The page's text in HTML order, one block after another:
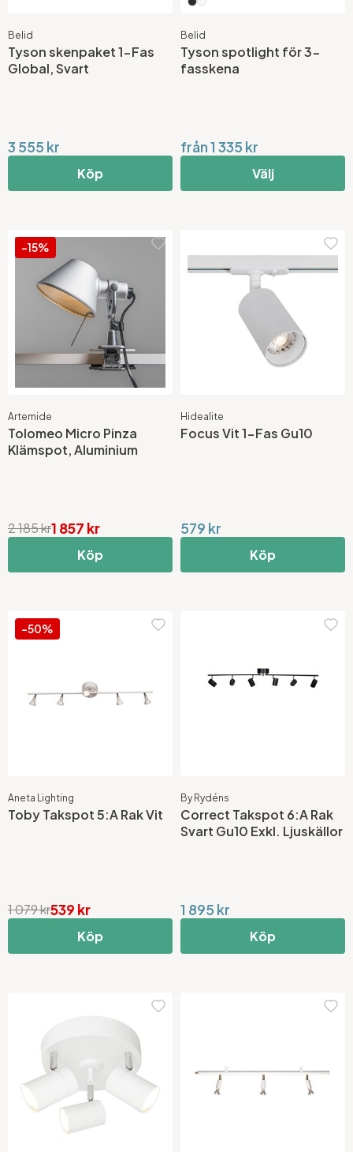
Belid
Tyson skenpaket 1-Fas
Global, Svart
3 555 kr
Köp
Belid
Tyson spotlight för 3-
fasskena
från 1 335 kr
Välj
-15%
Artemide
Tolomeo Micro Pinza
Klämspot, Aluminium
1 857 kr
2 185 kr
Köp
Hidealite
Focus Vit 1-Fas Gu10
579 kr
Köp
-50%
Aneta Lighting
Toby Takspot 5:A Rak Vit
539 kr
1 079 kr
Köp
By Rydéns
Correct Takspot 6:A Rak
Svart Gu10 Exkl. Ljuskällor
1 895 kr
Köp